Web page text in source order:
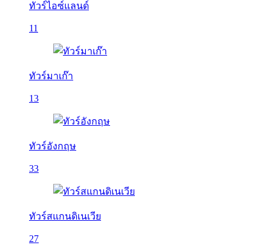
ทัวร์ไอซ์แลนด์
11
ทัวร์มาเก๊า
13
ทัวร์อังกฤษ
33
ทัวร์สแกนดิเนเวีย
27